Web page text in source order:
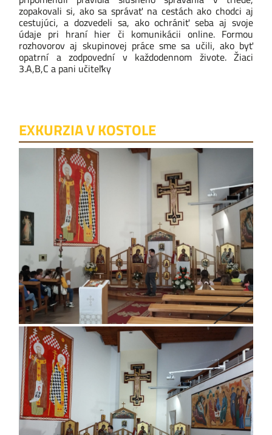
zopakovali si, ako sa správať na cestách ako chodci aj
cestujúci, a dozvedeli sa, ako ochrániť seba aj svoje
údaje pri hraní hier či komunikácii online. Formou
rozhovorov aj skupinovej práce sme sa učili, ako byť
opatrní a zodpovední v každodennom živote. Žiaci
3.A,B,C a pani učiteľky
EXKURZIA V KOSTOLE